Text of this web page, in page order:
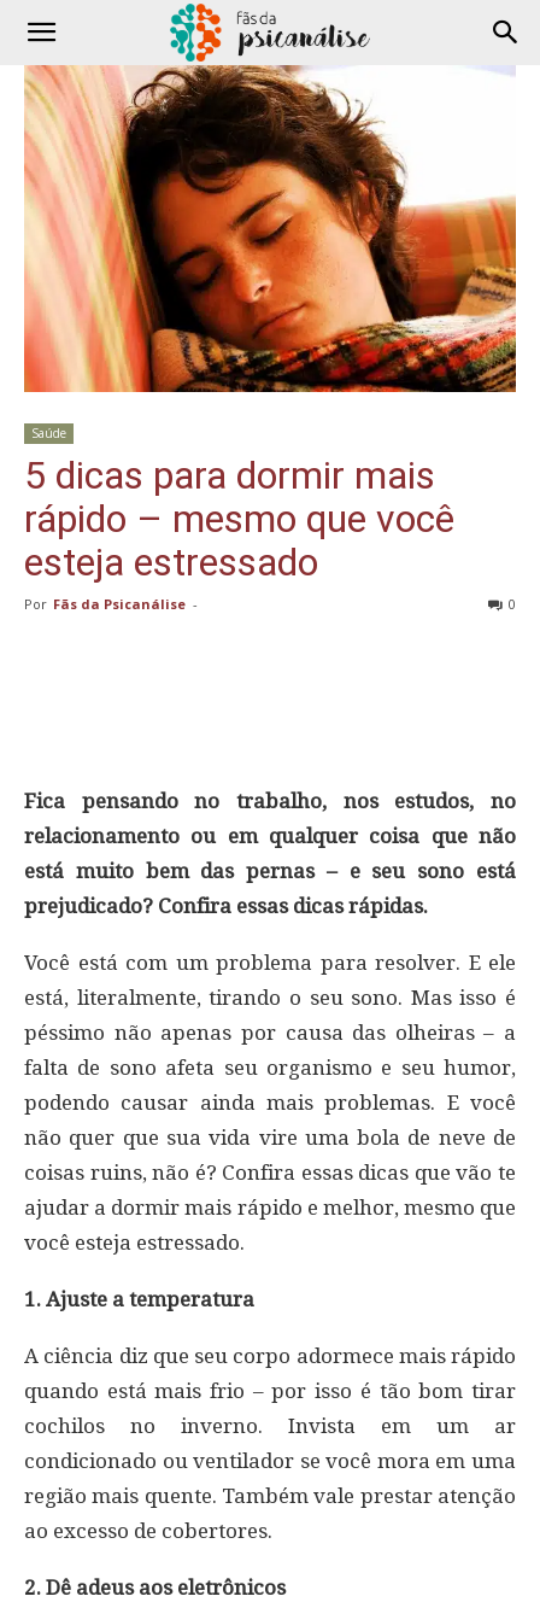
Saúde
5 dicas para dormir mais
rápido – mesmo que você
esteja estressado
Por Fãs da Psicanálise - 0
Fica pensando no trabalho, nos estudos, no
relacionamento ou em qualquer coisa que não
está muito bem das pernas – e seu sono está
prejudicado? Confira essas dicas rápidas.
Você está com um problema para resolver. E ele
está, literalmente, tirando o seu sono. Mas isso é
péssimo não apenas por causa das olheiras – a
falta de sono afeta seu organismo e seu humor,
podendo causar ainda mais problemas. E você
não quer que sua vida vire uma bola de neve de
coisas ruins, não é? Confira essas dicas que vão te
ajudar a dormir mais rápido e melhor, mesmo que
você esteja estressado.
1. Ajuste a temperatura
A ciência diz que seu corpo adormece mais rápido
quando está mais frio – por isso é tão bom tirar
cochilos no inverno. Invista em um ar
condicionado ou ventilador se você mora em uma
região mais quente. Também vale prestar atenção
ao excesso de cobertores.
2. Dê adeus aos eletrônicos